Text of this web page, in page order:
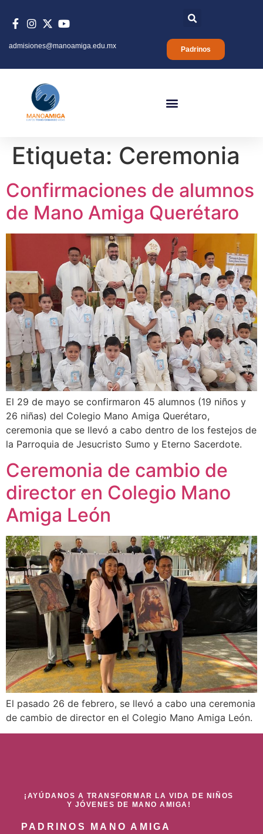
Padrinos
admisiones@manoamiga.edu.mx
Etiqueta: Ceremonia
Confirmaciones de alumnos
de Mano Amiga Querétaro
El 29 de mayo se confirmaron 45 alumnos (19 niños y
26 niñas) del Colegio Mano Amiga Querétaro,
ceremonia que se llevó a cabo dentro de los festejos de
la Parroquia de Jesucristo Sumo y Eterno Sacerdote.
Ceremonia de cambio de
director en Colegio Mano
Amiga León
El pasado 26 de febrero, se llevó a cabo una ceremonia
de cambio de director en el Colegio Mano Amiga León.
¡AYÚDANOS A TRANSFORMAR LA VIDA DE NIÑOS
Y JÓVENES DE MANO AMIGA!
PADRINOS MANO AMIGA